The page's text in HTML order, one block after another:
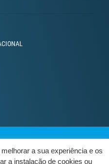
a sua experiência e os
a instalação de cookies ou